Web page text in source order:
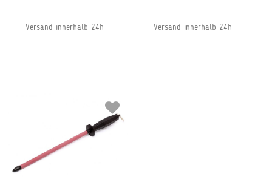
Versand innerhalb 24h Versand innerhalb 24h